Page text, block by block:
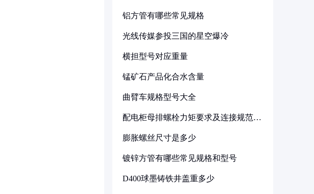
铝方管有哪些常见规格
光线传媒参投三国的星空爆冷
横担型号对应重量
锰矿石产品化合水含量
曲臂车规格型号大全
配电柜母排螺栓力矩要求及连接规范详
膨胀螺丝尺寸是多少
镀锌方管有哪些常见规格和型号
D400球墨铸铁井盖重多少